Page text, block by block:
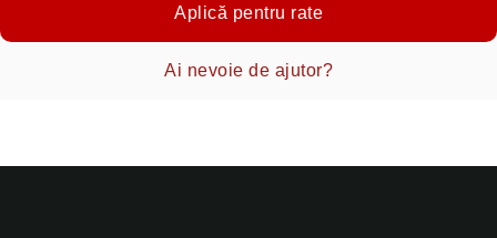
Aplică pentru rate
Ai nevoie de ajutor?